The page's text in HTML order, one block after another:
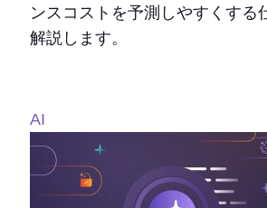
ンスコストを予測しやすくする
解説します。
AI